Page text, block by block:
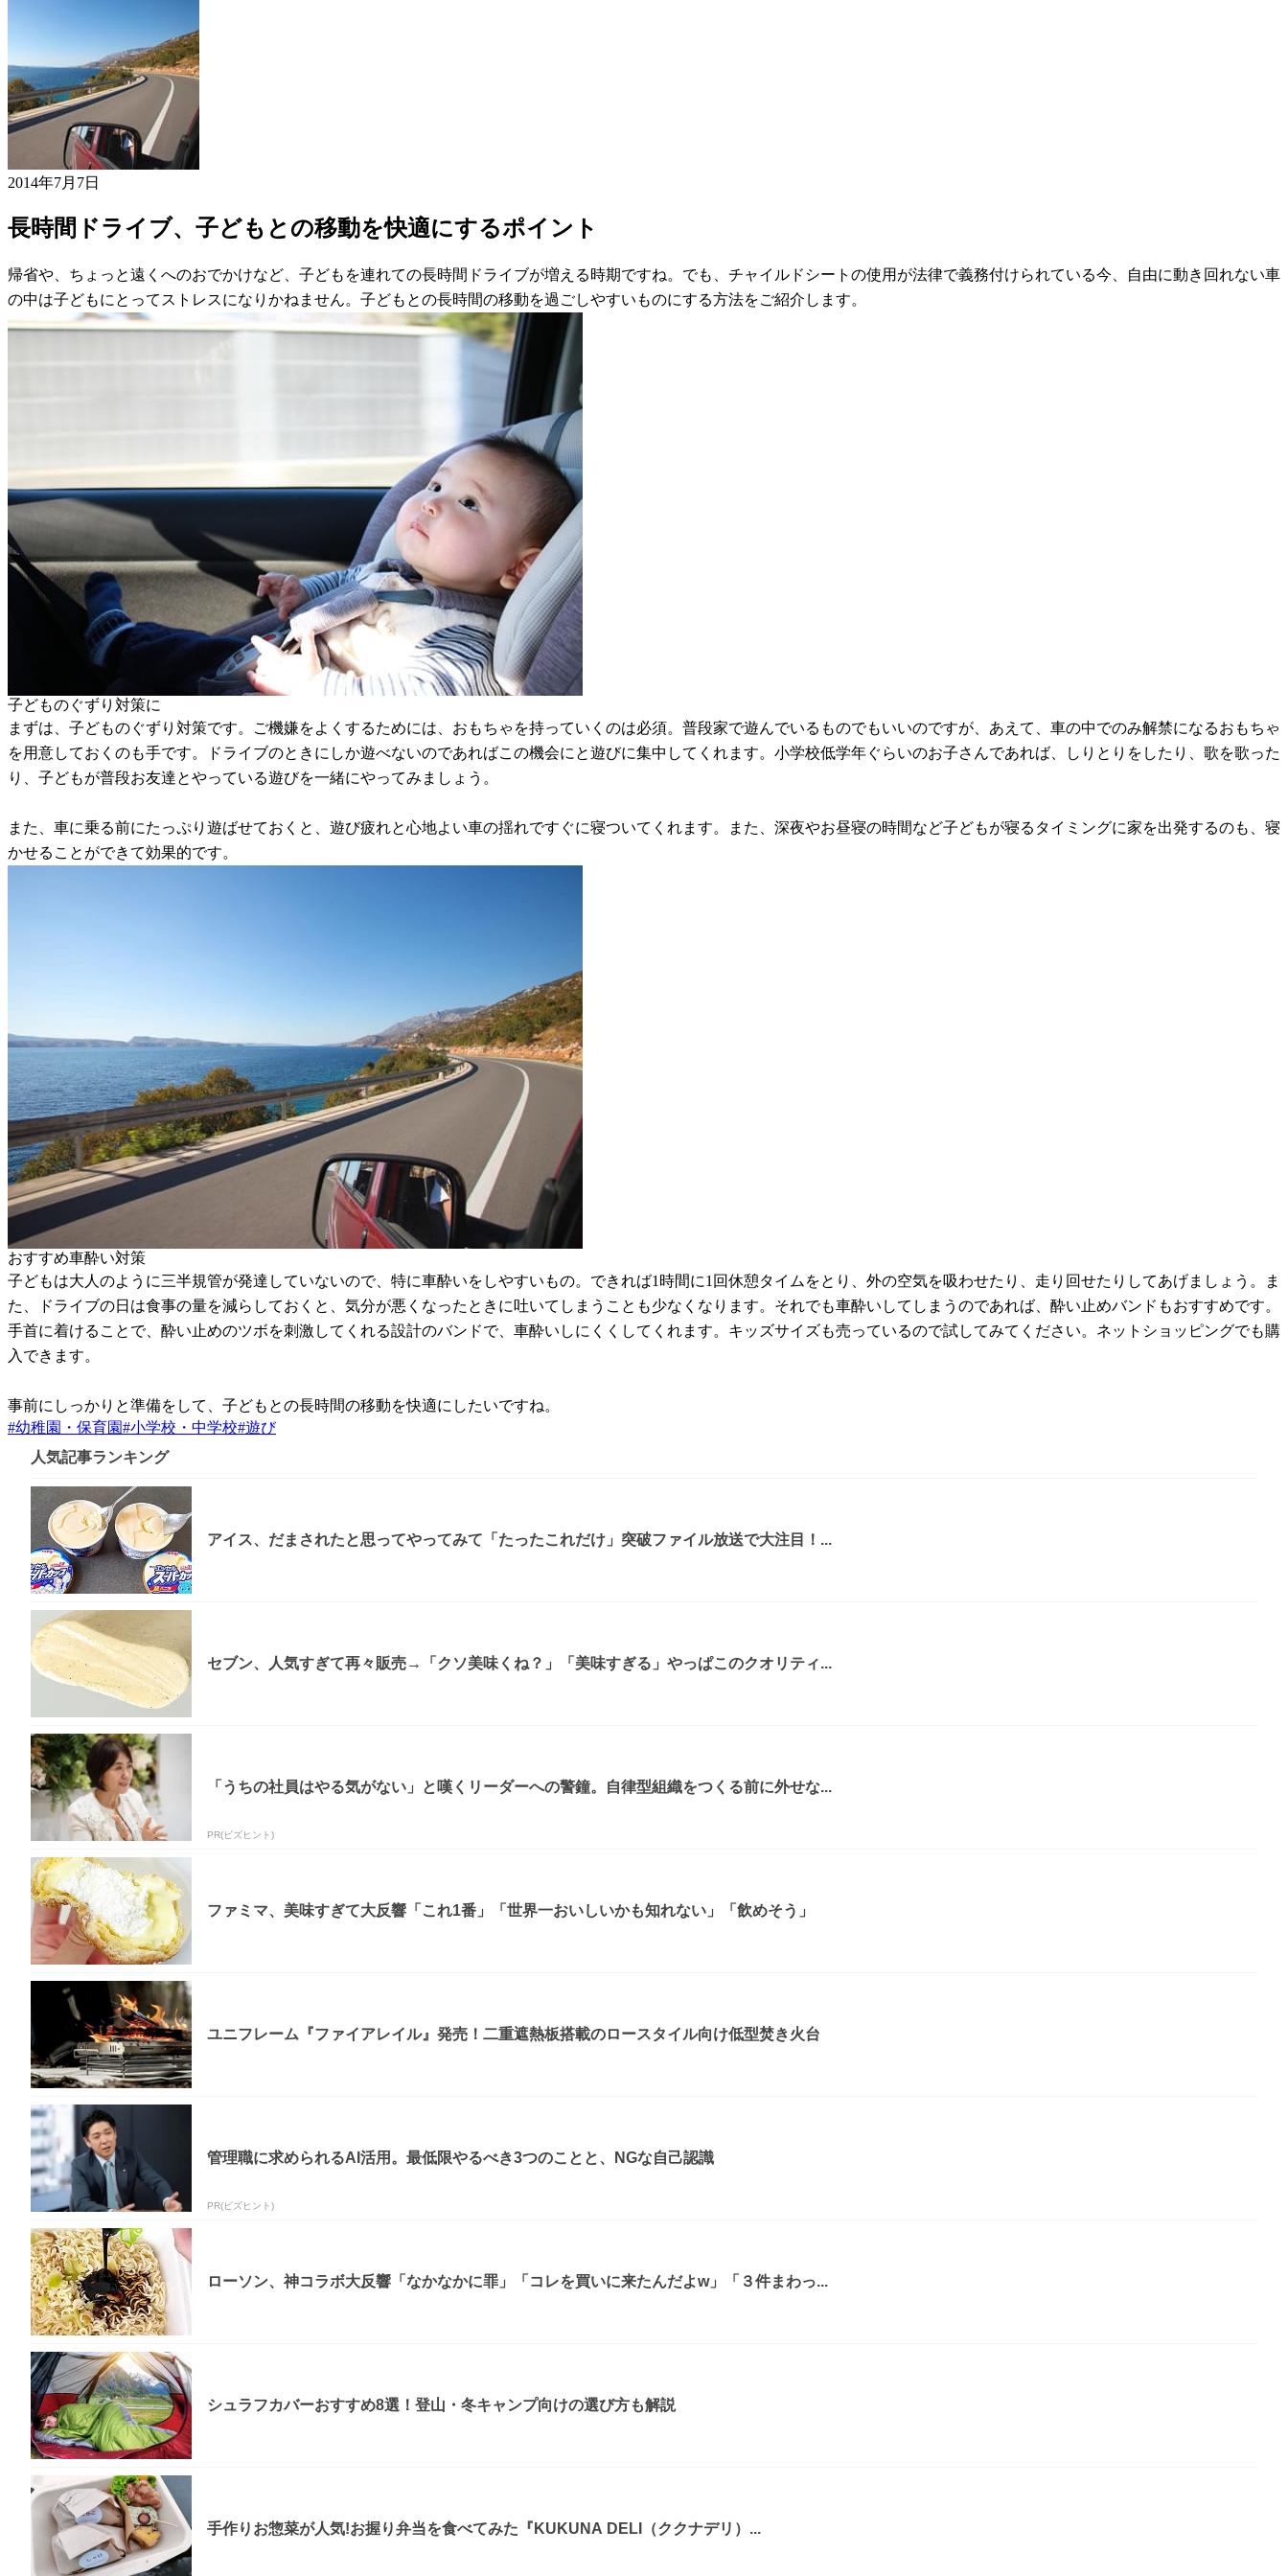
2014年7月7日
長時間ドライブ、子どもとの移動を快適にするポイント
帰省や、ちょっと遠くへのおでかけなど、子どもを連れての長時間ドライブが増える時期ですね。でも、チャイルドシートの使用が法律で義務付けられている今、自由に動き回れない車
の中は子どもにとってストレスになりかねません。子どもとの長時間の移動を過ごしやすいものにする方法をご紹介します。
子どものぐずり対策に
まずは、子どものぐずり対策です。ご機嫌をよくするためには、おもちゃを持っていくのは必須。普段家で遊んでいるものでもいいのですが、あえて、車の中でのみ解禁になるおもちゃ
を用意しておくのも手です。ドライブのときにしか遊べないのであればこの機会にと遊びに集中してくれます。小学校低学年ぐらいのお子さんであれば、しりとりをしたり、歌を歌った
り、子どもが普段お友達とやっている遊びを一緒にやってみましょう。
また、車に乗る前にたっぷり遊ばせておくと、遊び疲れと心地よい車の揺れですぐに寝ついてくれます。また、深夜やお昼寝の時間など子どもが寝るタイミングに家を出発するのも、寝
かせることができて効果的です。
おすすめ車酔い対策
子どもは大人のように三半規管が発達していないので、特に車酔いをしやすいもの。できれば1時間に1回休憩タイムをとり、外の空気を吸わせたり、走り回せたりしてあげましょう。ま
た、ドライブの日は食事の量を減らしておくと、気分が悪くなったときに吐いてしまうことも少なくなります。それでも車酔いしてしまうのであれば、酔い止めバンドもおすすめです。
手首に着けることで、酔い止めのツボを刺激してくれる設計のバンドで、車酔いしにくくしてくれます。キッズサイズも売っているので試してみてください。ネットショッピングでも購
入できます。
事前にしっかりと準備をして、子どもとの長時間の移動を快適にしたいですね。
#幼稚園・保育園#小学校・中学校#遊び
人気記事ランキング
アイス、だまされたと思ってやってみて「たったこれだけ」突破ファイル放送で大注目！...
セブン、人気すぎて再々販売→「クソ美味くね？」「美味すぎる」やっぱこのクオリティ...
「うちの社員はやる気がない」と嘆くリーダーへの警鐘。自律型組織をつくる前に外せな...
PR(ビズヒント)
ファミマ、美味すぎて大反響「これ1番」「世界一おいしいかも知れない」「飲めそう」
ユニフレーム『ファイアレイル』発売！二重遮熱板搭載のロースタイル向け低型焚き火台
管理職に求められるAI活用。最低限やるべき3つのことと、NGな自己認識
PR(ビズヒント)
ローソン、神コラボ大反響「なかなかに罪」「コレを買いに来たんだよw」「３件まわっ...
シュラフカバーおすすめ8選！登山・冬キャンプ向けの選び方も解説
手作りお惣菜が人気!お握り弁当を食べてみた『KUKUNA DELI（ククナデリ）...